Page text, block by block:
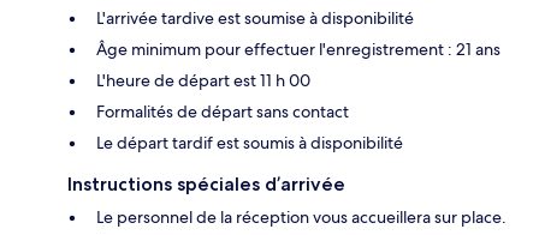
L'arrivée tardive est soumise à disponibilité
Âge minimum pour effectuer l'enregistrement : 21 ans
L'heure de départ est 11 h 00
Formalités de départ sans contact
Le départ tardif est soumis à disponibilité
Instructions spéciales d’arrivée
Le personnel de la réception vous accueillera sur place.